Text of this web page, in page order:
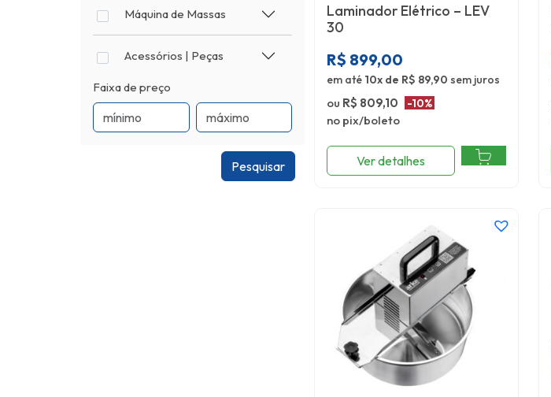
Máquina de Massas
Acessórios | Peças
Faixa de preço
Pesquisar
Laminador Elétrico – LEV
30
R$ 899,00
em até 10x de R$ 89,90 sem juros
ou R$ 809,10 -10%
no pix/boleto
Ver detalhes